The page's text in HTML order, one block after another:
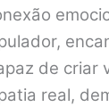
de criar
real,